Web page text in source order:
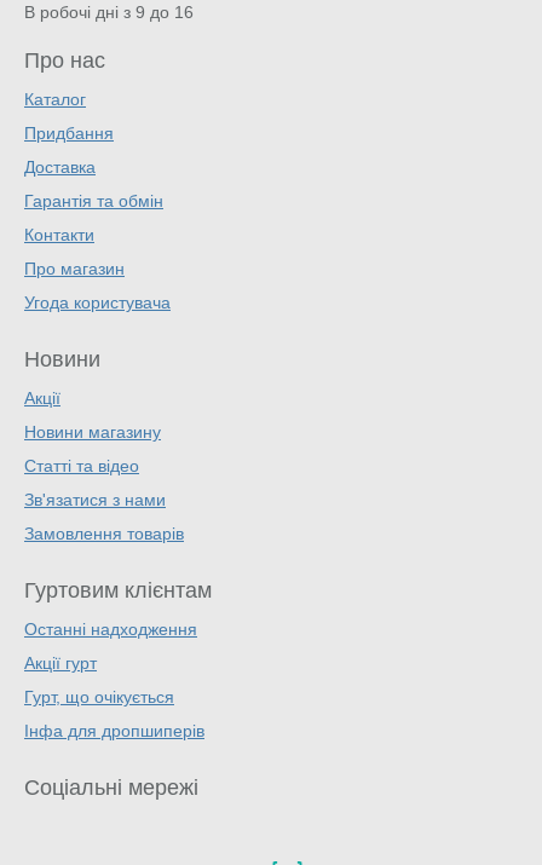
В робочі дні з 9 до 16
Про нас
Каталог
Придбання
Доставка
Гарантія та обмін
Контакти
Про магазин
Угода користувача
Новини
Акції
Новини магазину
Статті та відео
Зв'язатися з нами
Замовлення товарів
Гуртовим клієнтам
Останні надходження
Акції гурт
Гурт, що очікується
Інфа для дропшиперів
Соціальні мережі